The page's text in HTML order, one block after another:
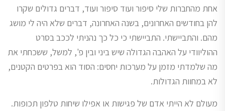
אחת מהחברות שלי סיפור ועוד סיפור ועוד, דברים גדולים שקרו
להן בחודשים האחרונים, בשנה האחרונה, דברים שלא היה לי מושג
מהם. והתביישתי. התביישתי כי כל כך נהניתי לככב בסרט
ההוליוודי על האהבה הגדולה שיש ביני ובין פ', למשל, ששכחתי את
מה שלמדתי מזמן על מערכות יחסים: הסוד הוא בפרטים הקטנים,
לא במחוות הגדולות.
מעולם לא הייתי אדם של פגישות או אפילו שיחות טלפון תכופות.